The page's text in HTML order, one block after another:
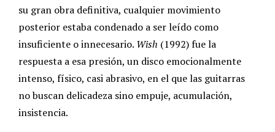
su gran obra definitiva, cualquier movimiento
posterior estaba condenado a ser leído como
insuficiente o innecesario. Wish (1992) fue la
respuesta a esa presión, un disco emocionalmente
intenso, físico, casi abrasivo, en el que las guitarras
no buscan delicadeza sino empuje, acumulación,
insistencia.